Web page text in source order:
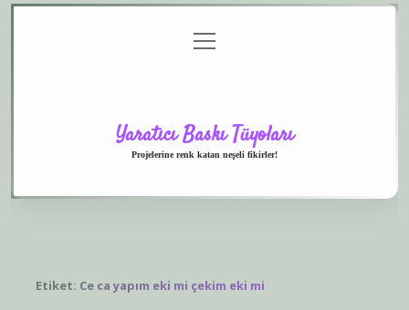
menüyü
aç
Yaratıcı Baskı Tüyoları
Projelerine renk katan neşeli fikirler!
Etiket: Ce ca yapım eki mi çekim eki mi